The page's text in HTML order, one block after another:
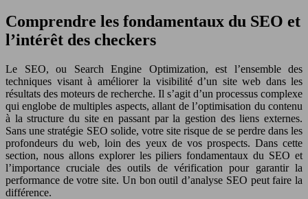
Comprendre les fondamentaux du SEO et
l’intérêt des checkers
Le SEO, ou Search Engine Optimization, est l’ensemble des
techniques visant à améliorer la visibilité d’un site web dans les
résultats des moteurs de recherche. Il s’agit d’un processus complexe
qui englobe de multiples aspects, allant de l’optimisation du contenu
à la structure du site en passant par la gestion des liens externes.
Sans une stratégie SEO solide, votre site risque de se perdre dans les
profondeurs du web, loin des yeux de vos prospects. Dans cette
section, nous allons explorer les piliers fondamentaux du SEO et
l’importance cruciale des outils de vérification pour garantir la
performance de votre site. Un bon outil d’analyse SEO peut faire la
différence.